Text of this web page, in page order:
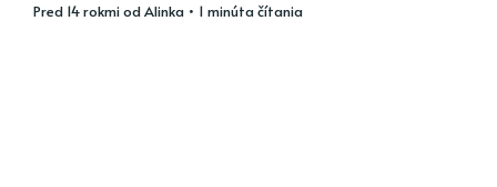
pred 14 rokmiodAlinka • 1 minúta čítania